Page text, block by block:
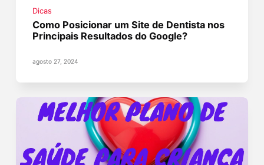
Dicas
Como Posicionar um Site de Dentista nos
Principais Resultados do Google?
agosto 27, 2024